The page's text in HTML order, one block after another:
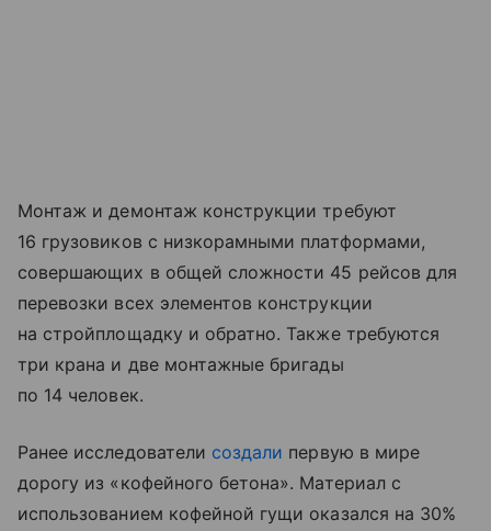
Монтаж и демонтаж конструкции требуют
16 грузовиков с низкорамными платформами,
совершающих в общей сложности 45 рейсов для
перевозки всех элементов конструкции
на стройплощадку и обратно. Также требуются
три крана и две монтажные бригады
по 14 человек.
Ранее исследователи создали первую в мире
дорогу из «кофейного бетона». Материал с
использованием кофейной гущи оказался на 30%